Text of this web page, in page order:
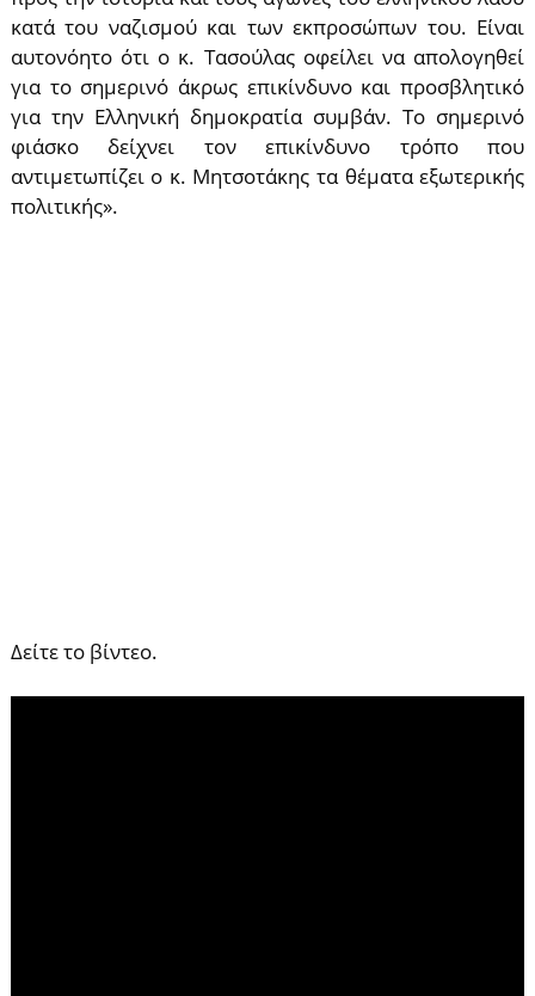
κατά του ναζισμού και των εκπροσώπων του. Είναι
αυτονόητο ότι ο κ. Τασούλας οφείλει να απολογηθεί
για το σημερινό άκρως επικίνδυνο και προσβλητικό
για την Ελληνική δημοκρατία συμβάν. Το σημερινό
φιάσκο δείχνει τον επικίνδυνο τρόπο που
αντιμετωπίζει ο κ. Μητσοτάκης τα θέματα εξωτερικής
πολιτικής».
Δείτε το βίντεο.